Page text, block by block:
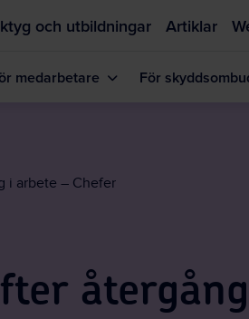
och utbildningar Artiklar
medarbetare För
i arbete – Chefer